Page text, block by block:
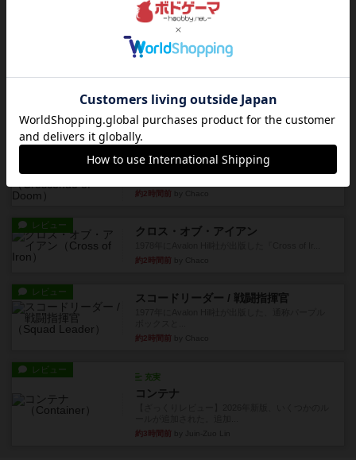
ドミニオン拡張第３弾で、主に持続カードが追加
されます。今弾以前のドミニ...
by aki
1982年にAvalon Hill社が出版した『G.I.』に収録の
約1時間前 by Chaco
クレッシェンド・オブ・ドゥーム
約2時間前
レビュー クロス・オブ・アイアン
約2時間前
レビュー スコードリーダー / 戦闘指揮官
約2時間前
レビュー
充実
コンテナ
約3時間前